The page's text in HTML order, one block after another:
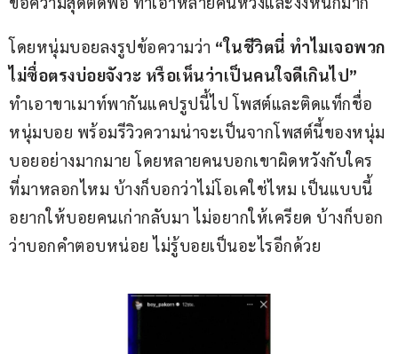
โดยหนุ่มบอยลงรูปข้อความว่า “ในชีวิตนี่ ทำไมเจอพวก
ไม่ซื่อตรงบ่อยจังวะ หรือเห็นว่าเป็นคนใจดีเกินไป”
ทำเอาขาเมาท์พากันแคปรูปนี้ไป โพสต์และติดแท็กชื่อ
หนุ่มบอย พร้อมรีวิวความน่าจะเป็นจากโพสต์นี้ของหนุ่ม
บอยอย่างมากมาย โดยหลายคนบอกเขาผิดหวังกับใคร
ที่มาหลอกไหม บ้างก็บอกว่าไม่โอเคใช่ไหม เป็นแบบนี้
อยากให้บอยคนเก่ากลับมา ไม่อยากให้เครียด บ้างก็บอก
ว่าบอกคำตอบหน่อย ไม่รู้บอยเป็นอะไรอีกด้วย